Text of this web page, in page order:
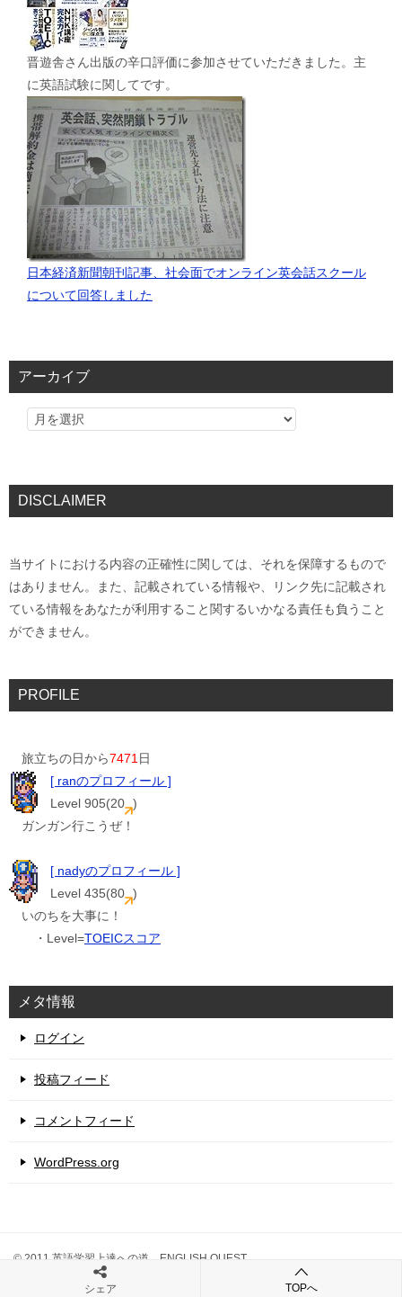
晋遊舎さん出版の辛口評価に参加させていただきました。主
に英語試験に関してです。
日本経済新聞朝刊記事、社会面でオンライン英会話スクール
について回答しました
アーカイブ
DISCLAIMER
当サイトにおける内容の正確性に関しては、それを保障するもので
はありません。また、記載されている情報や、リンク先に記載され
ている情報をあなたが利用すること関するいかなる責任も負うこと
ができません。
PROFILE
旅立ちの日から7471日
[ ranのプロフィール ]
Level 905(20 )
ガンガン行こうぜ！
[ nadyのプロフィール ]
Level 435(80 )
いのちを大事に！
・Level=TOEICスコア
メタ情報
ログイン
投稿フィード
コメントフィード
WordPress.org
© 2011 英語学習上達への道 ENGLISH QUEST
シェア TOPへ